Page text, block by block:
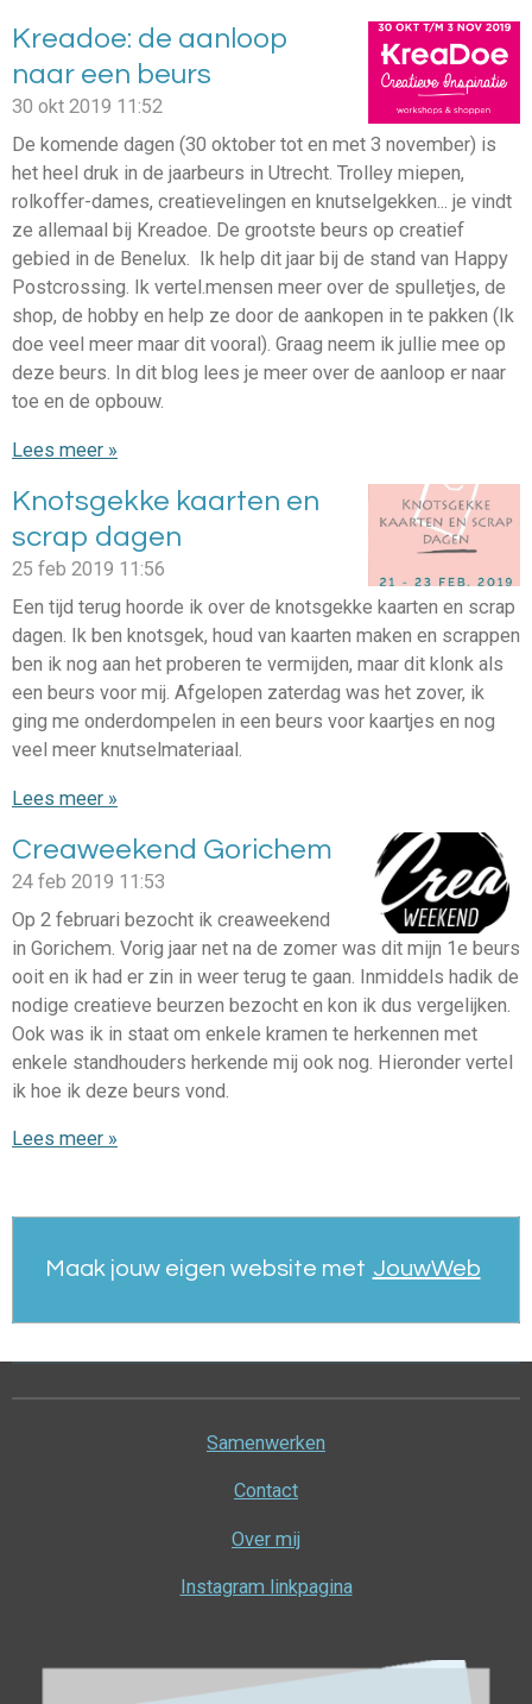
Kreadoe: de aanloop
naar een beurs
30 okt 2019 11:52
De komende dagen (30 oktober tot en met 3 november) is
het heel druk in de jaarbeurs in Utrecht. Trolley miepen,
rolkoffer-dames, creatievelingen en knutselgekken... je vindt
ze allemaal bij Kreadoe. De grootste beurs op creatief
gebied in de Benelux. Ik help dit jaar bij de stand van Happy
Postcrossing. Ik vertel.mensen meer over de spulletjes, de
shop, de hobby en help ze door de aankopen in te pakken (Ik
doe veel meer maar dit vooral). Graag neem ik jullie mee op
deze beurs. In dit blog lees je meer over de aanloop er naar
toe en de opbouw.
Lees meer »
Knotsgekke kaarten en
scrap dagen
25 feb 2019 11:56
Een tijd terug hoorde ik over de knotsgekke kaarten en scrap
dagen. Ik ben knotsgek, houd van kaarten maken en scrappen
ben ik nog aan het proberen te vermijden, maar dit klonk als
een beurs voor mij. Afgelopen zaterdag was het zover, ik
ging me onderdompelen in een beurs voor kaartjes en nog
veel meer knutselmateriaal.
Lees meer »
Creaweekend Gorichem
24 feb 2019 11:53
Op 2 februari bezocht ik creaweekend
in Gorichem. Vorig jaar net na de zomer was dit mijn 1e beurs
ooit en ik had er zin in weer terug te gaan. Inmiddels hadik de
nodige creatieve beurzen bezocht en kon ik dus vergelijken.
Ook was ik in staat om enkele kramen te herkennen met
enkele standhouders herkende mij ook nog. Hieronder vertel
ik hoe ik deze beurs vond.
Lees meer »
Maak jouw eigen website met JouwWeb
Samenwerken
Contact
Over mij
Instagram linkpagina